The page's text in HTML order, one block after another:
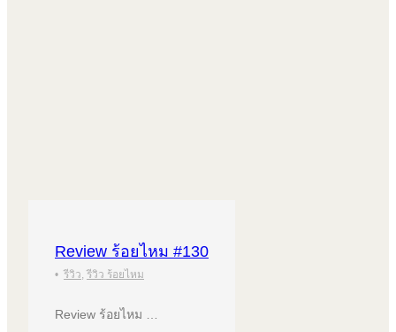
Review ร้อยไหม #130
• รีวิว รีวิว ร้อยไหม
Review ร้อยไหม …